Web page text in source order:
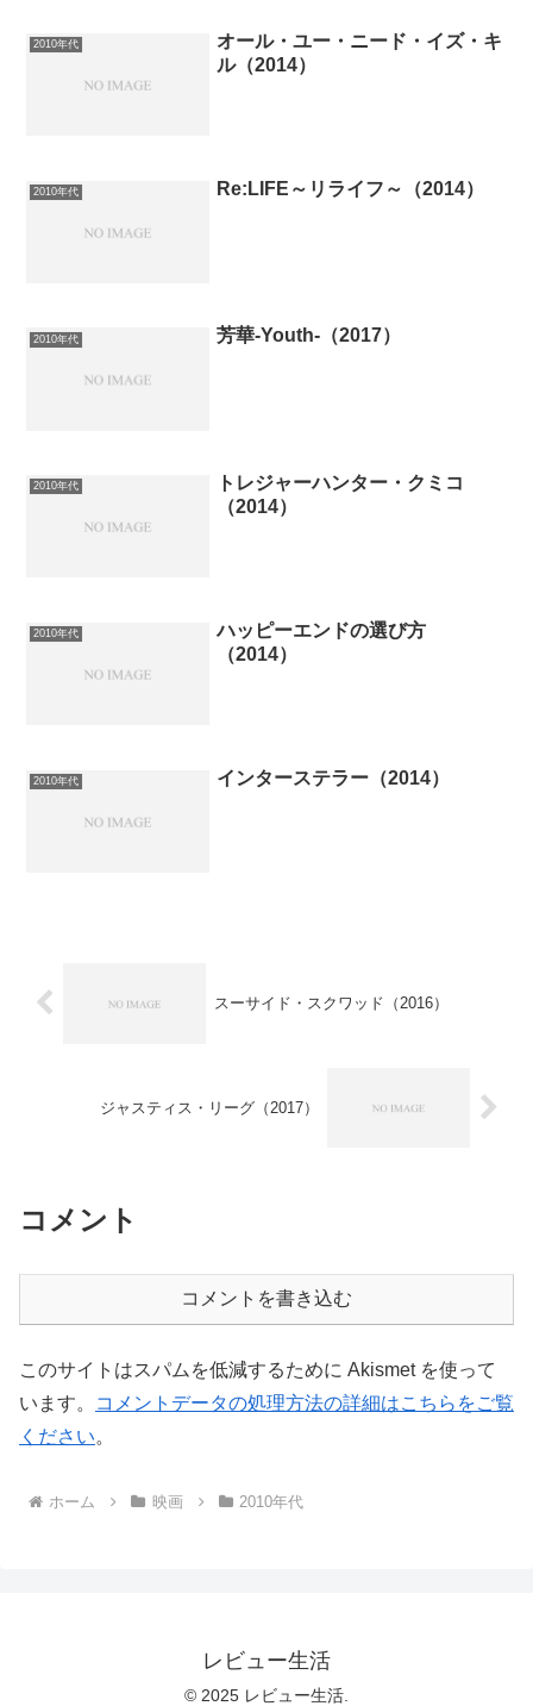
2010年代
オール・ユー・ニード・イズ・キ
ル（2014）
2010年代 Re:LIFE～リライフ～（2014）
2010年代 芳華-Youth-（2017）
2010年代
トレジャーハンター・クミコ
（2014）
2010年代
ハッピーエンドの選び方
（2014）
2010年代 インターステラー（2014）
スーサイド・スクワッド（2016）
ジャスティス・リーグ（2017）
コメント
コメントを書き込む
このサイトはスパムを低減するために Akismet を使って
います。
コメントデータの処理方法の詳細はこちらをご覧
ください。
ホーム 映画 2010年代
レビュー生活
© 2025 レビュー生活.